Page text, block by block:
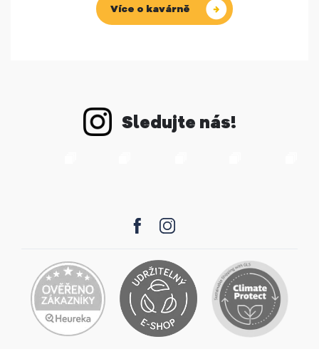
Více o kavárně
Sledujte nás!